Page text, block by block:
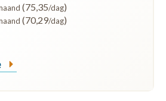
(75,35/dag)
(70,29/dag)